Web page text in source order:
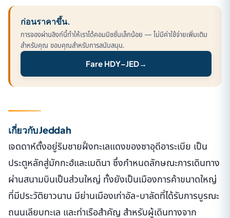
ก่อนราคาขึ้น.
การจองผ่านลิงก์นี้ทำให้เราได้คอมมิชชั่นเล็กน้อย — ไม่มีค่าใช้จ่ายเพิ่มเติม
สำหรับคุณ ขอบคุณสำหรับการสนับสนุน.
Fare HDY–JED→
เกี่ยวกับ Jeddah
เจดดาห์ตั้งอยู่ริมชายฝั่งทะเลแดงของซาอุดีอาระเบีย เป็น
ประตูหลักสู่มักกะฮ์และเมดินา ซึ่งกำหนดลักษณะการเดินทาง
ผ่านสนามบินเป็นส่วนใหญ่ ทั้งยังเป็นเมืองการค้าขนาดใหญ่
ที่มีประวัติยาวนาน มีย่านเมืองเก่าอัล-บาลัดที่ได้รับการบูรณะ
ถนนเลียบทะเล และท่าเรือสำคัญ สำหรับผู้เดินทางจาก